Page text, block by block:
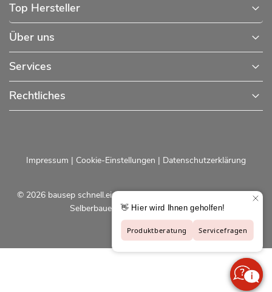
Top Hersteller
Über uns
Services
Rechtliches
© 2026 bausep schnell.einfach.preiswert - Baustoffe online für
Selberbauer und Profis |bausep.de
Impressum | Cookie-Einstellungen | Datenschutzerklärung